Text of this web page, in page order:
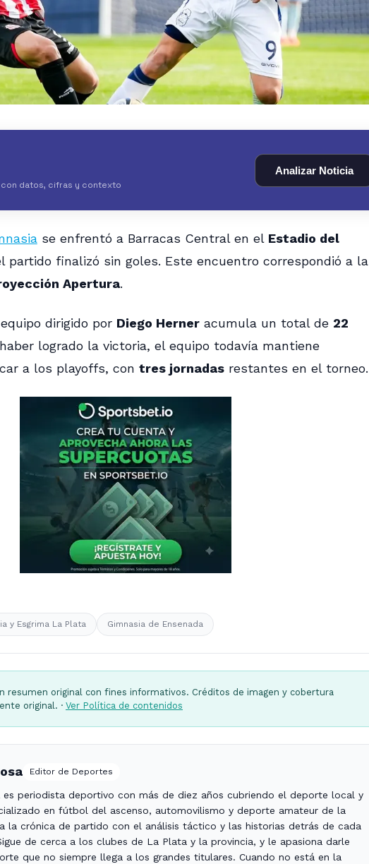
datos, cifras y contexto
Analizar Noticia
se enfrentó a Barracas Central en el Estadio del
partido finalizó sin goles. Este encuentro correspondió a la
Apertura.
dirigido por Diego Herner acumula un total de 22
logrado la victoria, el equipo todavía mantiene
a los playoffs, con tres jornadas restantes en el torneo.
y Esgrima La Plata Gimnasia de Ensenada
resumen original con fines informativos. Créditos de imagen y cobertura
original. · Ver Política de contenidos
Editor de Deportes
es periodista deportivo con más de diez años cubriendo el deporte local y
en fútbol del ascenso, automovilismo y deporte amateur de la
la crónica de partido con el análisis táctico y las historias detrás de cada
de cerca a los clubes de La Plata y la provincia, y le apasiona darle
que no siempre llega a los grandes titulares. Cuando no está en la